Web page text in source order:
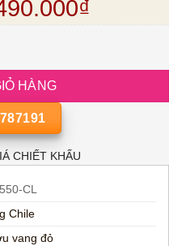
gốc là:
₫
Sauvignon số lượng
HÀNG
CHIẾT KHẤU
CL
Chile
vang đỏ